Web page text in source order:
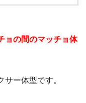
ョの間のマッチョ体
ー体型です。